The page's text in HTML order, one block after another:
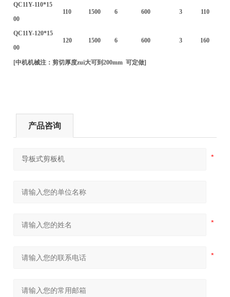
QC11Y-110*15
00
110 1500 6 600 3 110
QC11Y-120*15
00
120 1500 6 600 3 160
[中机机械注：剪切厚度zui大可到200mm 可定做]
产品咨询